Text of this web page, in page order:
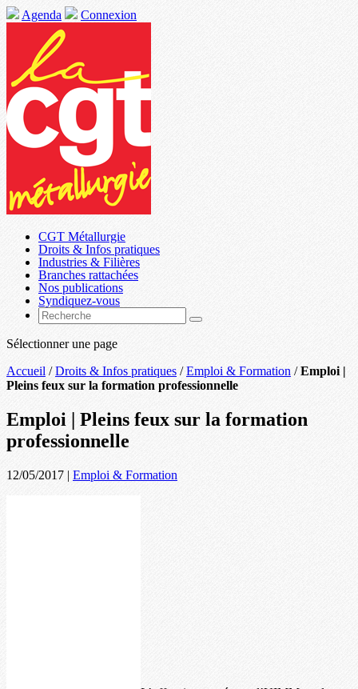
Agenda Connexion
CGT Métallurgie
Droits & Infos pratiques
Industries & Filières
Branches rattachées
Nos publications
Syndiquez-vous
Sélectionner une page
Accueil /Droits & Infos pratiques /Emploi & Formation /Emploi |
Pleins feux sur la formation professionnelle
Emploi | Pleins feux sur la formation
professionnelle
12/05/2017 | Emploi & Formation